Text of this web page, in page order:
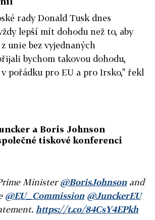
rady Donald Tusk dnes
lepší mít dohodu než to, aby
unie bez vyjednaných
bychom takovou dohodu,
pořádku pro EU a pro Irsko," řekl
a Boris Johnson
tiskové konferenci
Minister@BorisJohnson and
@EU_Commission @JunckerEU
https://t.co/84CsY4EPkh